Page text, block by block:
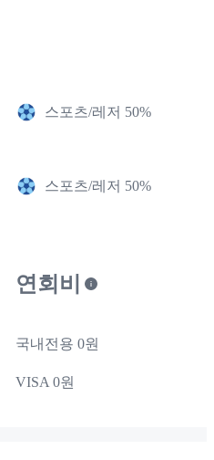
스포츠/레저 50%
스포츠/레저 50%
연회비
국내전용 0원
VISA 0원